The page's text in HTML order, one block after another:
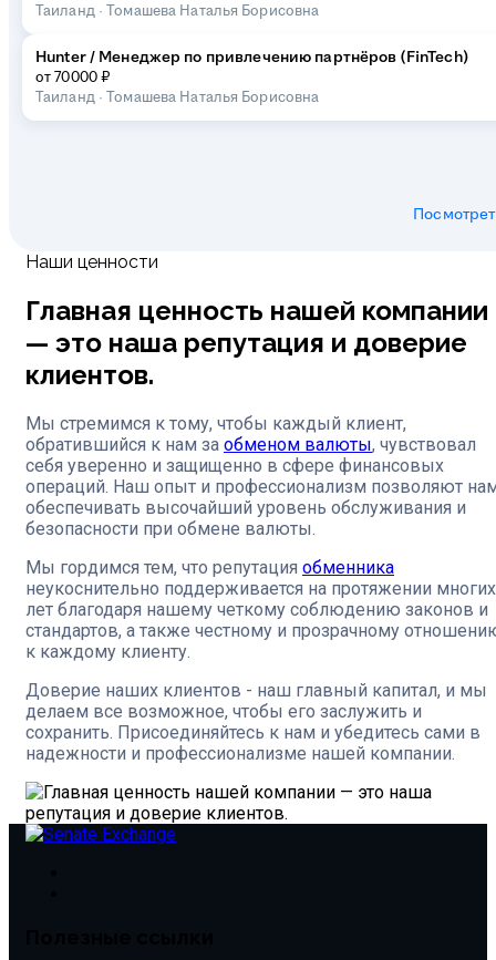
Таиланд·Томашева Наталья Борисовна
Hunter / Менеджер по привлечению партнёров (FinTech)
от 70000 ₽
Таиланд·Томашева Наталья Борисовна
Наши ценности
Главная ценность нашей компании
— это наша репутация и доверие
клиентов.
Мы стремимся к тому, чтобы каждый клиент,
обратившийся к нам за обменом валюты, чувствовал
себя уверенно и защищенно в сфере финансовых
операций. Наш опыт и профессионализм позволяют
обеспечивать высочайший уровень обслуживания и
безопасности при обмене валюты.
Мы гордимся тем, что репутация обменника
неукоснительно поддерживается на протяжении многих
лет благодаря нашему четкому соблюдению законов и
стандартов, а также честному и прозрачному
к каждому клиенту.
Доверие наших клиентов - наш главный капитал, и мы
делаем все возможное, чтобы его заслужить и
сохранить. Присоединяйтесь к нам и убедитесь сами в
надежности и профессионализме нашей компании.